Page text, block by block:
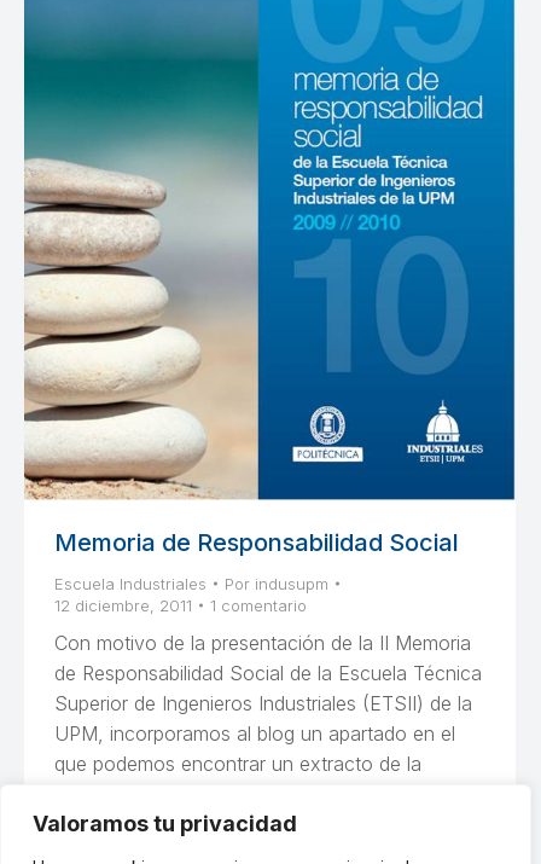
Valoramos tu privacidad
Memoria de Responsabilidad Social
Escuela Industriales Por indusupm
12 diciembre, 2011
1 comentario
Con motivo de la presentación de la II Memoria
de Responsabilidad Social de la Escuela Técnica
Superior de Ingenieros Industriales (ETSII) de la
UPM, incorporamos al blog un apartado en el
que podemos encontrar un extracto de la
encontrar «Memoria de Responsabilidad Social»